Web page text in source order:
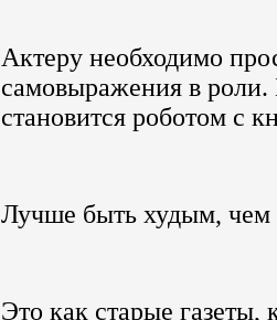
Актеру необходимо
самовыражения в роли.
становится роботом с
Лучше быть худым, чем
Это как старые газеты,